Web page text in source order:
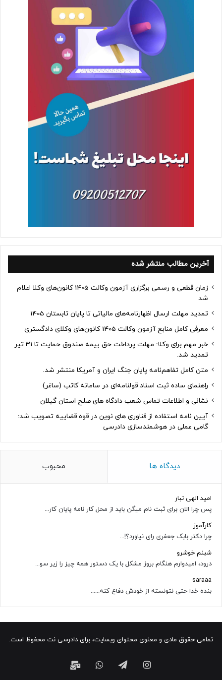
آخرین مطالب منتشر شده
زمان قطعی و رسمی برگزاری آزمون وکالت 1405 کانون‌های وکلا اعلام
شد
تمدید مهلت ارسال اظهارنامه‌های مالیاتی تا پایان تابستان 1405
معرفی کامل منابع آزمون وکالت 1405 کانون‌های وکلای دادگستری
خبر مهم برای وکلا: مهلت پرداخت حق بیمه صندوق حمایت تا ۳۱ تیر
تمدید شد.
متن کامل تفاهم‌نامه پایان جنگ ایران و آمریکا منتشر شد.
راهنمای ساده ثبت اسناد قولنامه‌ای در سامانه کاتب (ساغر)
نشانی و اطلاعات تماس شعب دادگاه های صلح استان گیلان
آیین نامه استفاده از فناوری های نوین در قوه قضاییه تصویب شد:
گامی عملی در هوشمندسازی دادرسی
دیدگاه ها محبوب
امید الهی تبار
پس چرا الان برای ثبت نام میگن باید از محل کار نامه پایان کار...
کارآموز
چرا دکتر بابک جعفری رای نیاورد؟!...
شبنم خوشرو
درود، امیدوارم هنگام بروز مشکل با یک دستور همه چیز را زیر سو...
saraaa
بنده خدا حتی نتونسته از خودش دفاع کنه......
تمامی حقوق مادی و معنوی محتوای وبسایت، برای دادرسی نت محفوظ است.
اینستاگرامتلگرامواتس ایمیل